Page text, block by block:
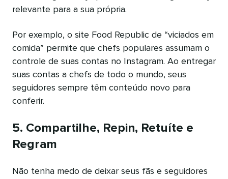
relevante para a sua própria.
Por exemplo, o site Food Republic de “viciados em
comida” permite que chefs populares assumam o
controle de suas contas no Instagram. Ao entregar
suas contas a chefs de todo o mundo, seus
seguidores sempre têm conteúdo novo para
conferir.
5. Compartilhe, Repin, Retuíte e
Regram
Não tenha medo de deixar seus fãs e seguidores